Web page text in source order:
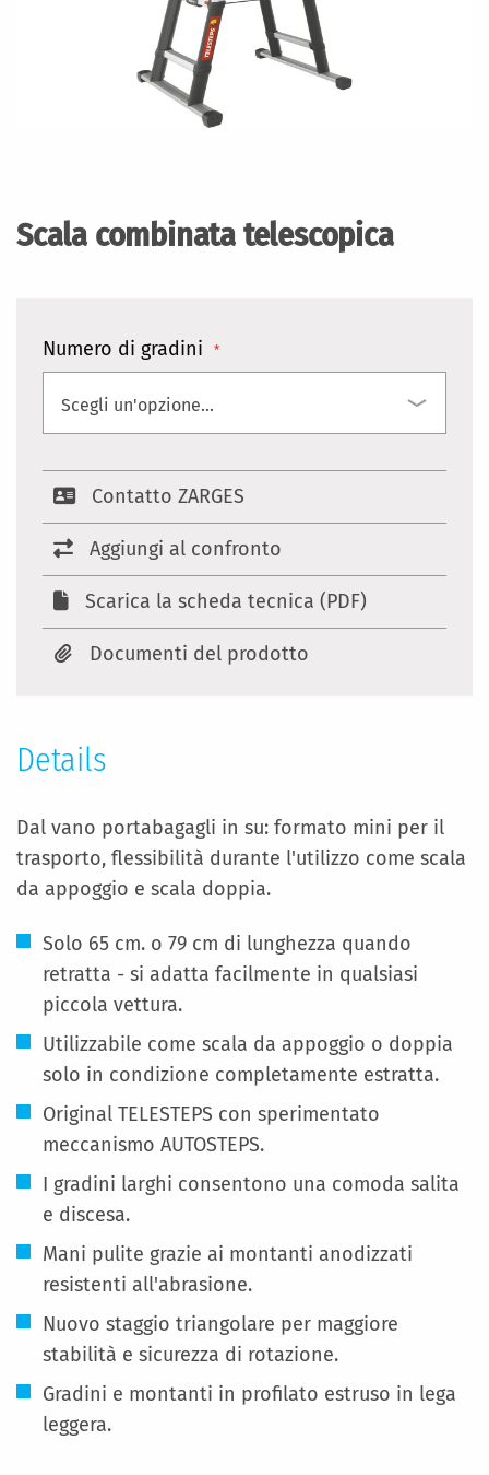
Scala combinata telescopica
Numero di gradini
Contatto ZARGES
Aggiungi al confronto
Scarica la scheda tecnica (PDF)
Documenti del prodotto
galleria
Details
Dal vano portabagagli in su: formato mini per il
trasporto, flessibilità durante l'utilizzo come scala
da appoggio e scala doppia.
Solo 65 cm. o 79 cm di lunghezza quando
retratta - si adatta facilmente in qualsiasi
piccola vettura.
Utilizzabile come scala da appoggio o doppia
solo in condizione completamente estratta.
Original TELESTEPS con sperimentato
meccanismo AUTOSTEPS.
I gradini larghi consentono una comoda salita
e discesa.
Mani pulite grazie ai montanti anodizzati
resistenti all'abrasione.
Nuovo staggio triangolare per maggiore
stabilità e sicurezza di rotazione.
Gradini e montanti in profilato estruso in lega
leggera.